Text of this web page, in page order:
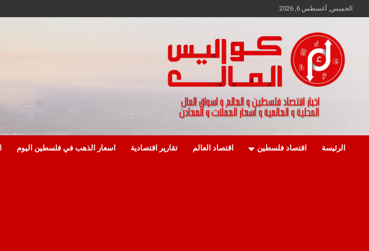
to
الخميس, أغسطس 6, 2026
كواليس المال
الرئيسة اقتصاد فلسطين اقتصاد العالم تقارير اقتصادية اسعار الذهب في فلسطين اليوم